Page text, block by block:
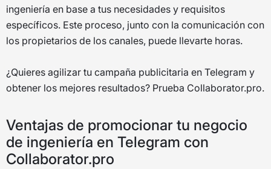
ingeniería en base a tus necesidades y requisitos
específicos. Este proceso, junto con la comunicación con
los propietarios de los canales, puede llevarte horas.
¿Quieres agilizar tu campaña publicitaria en Telegram y
obtener los mejores resultados? Prueba Collaborator.pro.
Ventajas de promocionar tu negocio
de ingeniería en Telegram con
Collaborator.pro